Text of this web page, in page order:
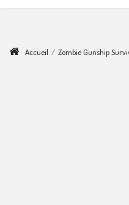
Accueil / Zombie Gunship